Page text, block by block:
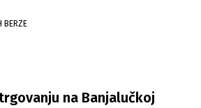
/ BH BERZE
na Banjalučkoj